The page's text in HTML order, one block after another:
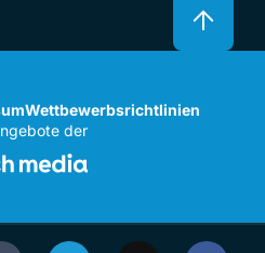
Wettbewerbsrichtlinien
der